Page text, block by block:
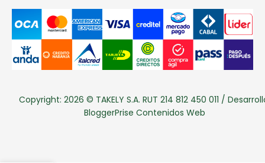
Copyright: 2026 © TAKELY S.A. RUT 214 812 450 011 /
BloggerPrise Contenidos Web